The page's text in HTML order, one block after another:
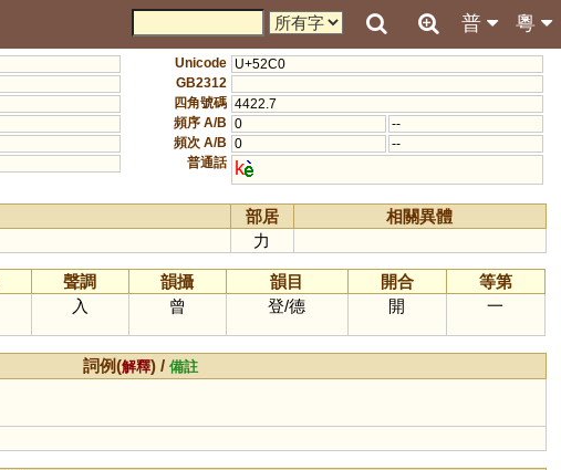
粵
普
Unicode U+52C0
GB2312
四角號碼 4422.7
頻序 A/B 0
--
頻次 A/B 0
--
普通話 k
部居
相關異體
力
聲調 韻攝 韻目 開合
等第
入 曾 登/德 開 一
詞例(解釋) /備註